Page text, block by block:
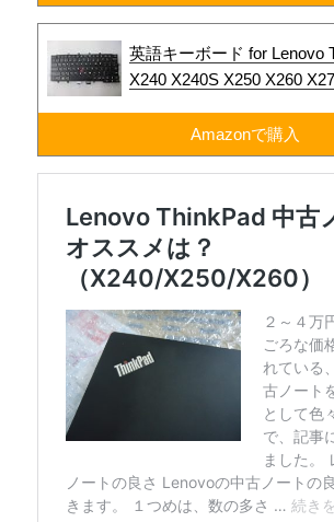
英語キーボード for Lenovo
X240 X240S X250 X260
Amazonで購入